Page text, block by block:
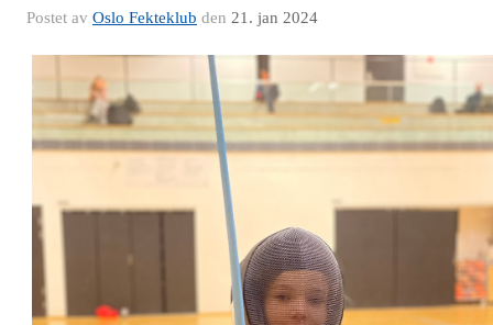
Postet av Oslo Fekteklub den 21. jan 2024